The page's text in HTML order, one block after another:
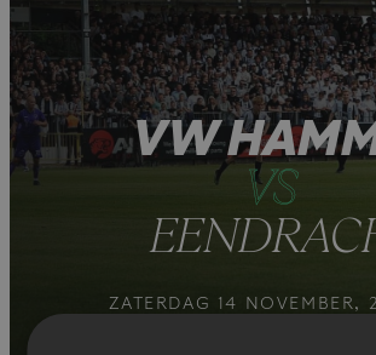
VW
VS
ZATERDAG 14 NOVEMBER,